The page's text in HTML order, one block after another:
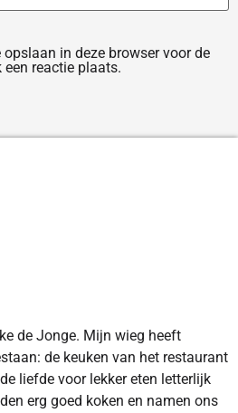
in deze browser voor de
een reactie plaats.
de Jonge. Mijn wieg heeft
de keuken van het restaurant
liefde voor lekker eten letterlijk
erg goed koken en namen ons